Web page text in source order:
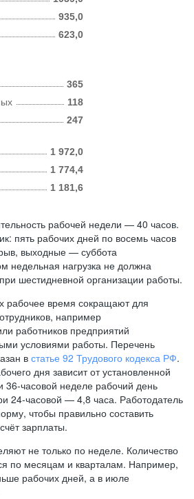
935,0
623,0
365
247
118
1 972,0
1 774,4
1 181,6
рабочей недели — 40 часов.
пять рабочих дней по восемь часов
выходные — суббота
недельная нагрузка не должна
шестидневной организации работы.
рабочее время сокращают для
например
работников предприятий
условиями работы. Перечень
в статье 92 Трудового кодекса РФ.
дня зависит от установленной
36-часовой неделе рабочий день
24-часовой — 4,8 часа. Работодатель
чтобы правильно составить
зарплаты.
не только по неделе. Количество
по месяцам и кварталам. Например,
рабочих дней, а в июле